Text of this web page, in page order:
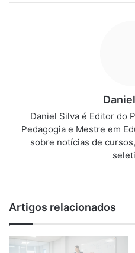
Daniel Silva é Editor do
Pedagogia e Mestre em
sobre notícias de
Artigos relacionados